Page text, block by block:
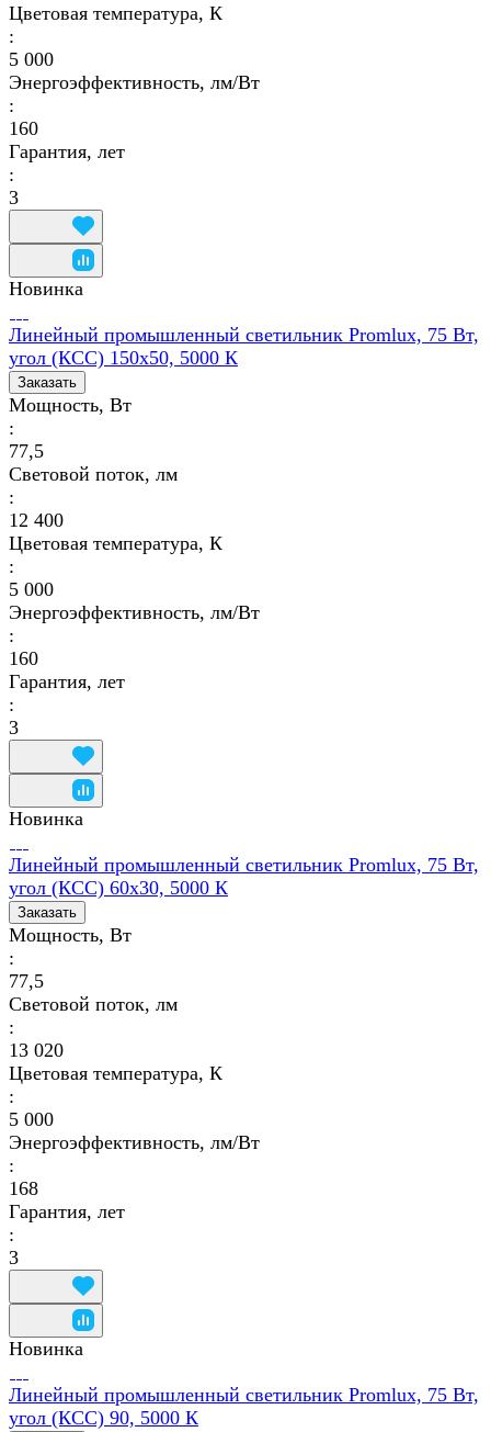
Цветовая температура, К
:
5 000
Энергоэффективность, лм/Вт
:
160
Гарантия, лет
:
3
Новинка
Линейный промышленный светильник Promlux, 75 Вт,
угол (КСС) 150х50, 5000 К
Заказать
Мощность, Вт
:
77,5
Световой поток, лм
:
12 400
Цветовая температура, К
:
5 000
Энергоэффективность, лм/Вт
:
160
Гарантия, лет
:
3
Новинка
Линейный промышленный светильник Promlux, 75 Вт,
угол (КСС) 60х30, 5000 К
Заказать
Мощность, Вт
:
77,5
Световой поток, лм
:
13 020
Цветовая температура, К
:
5 000
Энергоэффективность, лм/Вт
:
168
Гарантия, лет
:
3
Новинка
Линейный промышленный светильник Promlux, 75 Вт,
угол (КСС) 90, 5000 К